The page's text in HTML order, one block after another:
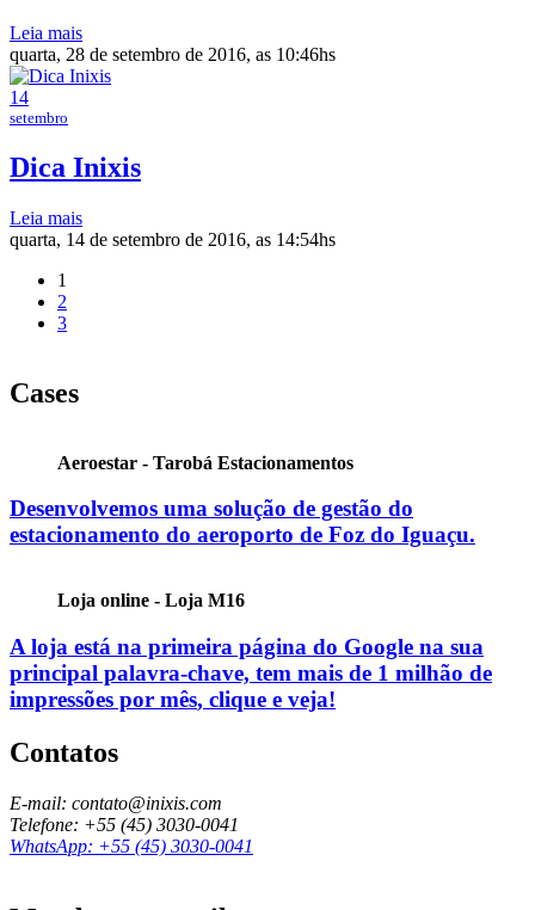
Leia mais
quarta, 28 de setembro de 2016, as 10:46hs
14
setembro
Dica Inixis
Leia mais
quarta, 14 de setembro de 2016, as 14:54hs
1
2
3
Cases
Aeroestar - Tarobá Estacionamentos
Desenvolvemos uma solução de gestão do
estacionamento do aeroporto de Foz do Iguaçu.
Loja online - Loja M16
A loja está na primeira página do Google na sua
principal palavra-chave, tem mais de 1 milhão de
impressões por mês, clique e veja!
Contatos
E-mail: contato@inixis.com
Telefone: +55 (45) 3030-0041
WhatsApp: +55 (45) 3030-0041